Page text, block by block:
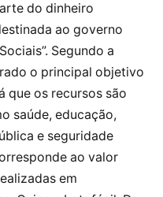
do dinheiro
ao governo
Segundo a
o principal objetivo
que os recursos são
saúde, educação,
e seguridade
ao valor
em